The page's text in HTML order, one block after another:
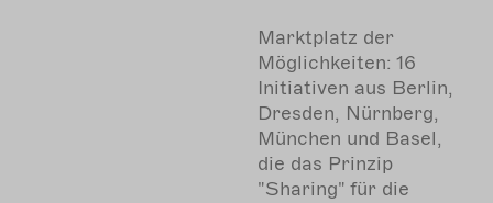
Marktplatz der
Möglichkeiten: 16
Initiativen aus Berlin,
Dresden, Nürnberg,
München und Basel,
die das Prinzip
"Sharing" für die